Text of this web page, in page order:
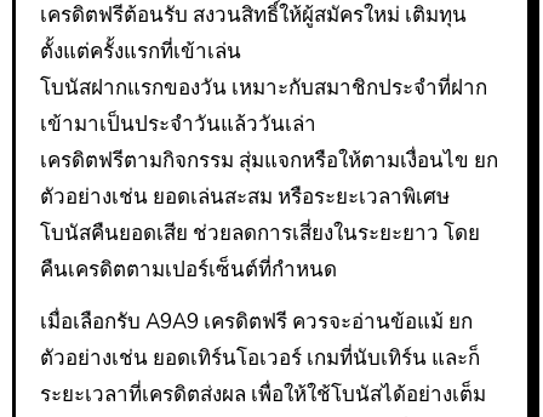
เครดิตฟรีต้อนรับ สงวนสิทธิ์ให้ผู้สมัครใหม่ เติมทุน
ตั้งแต่ครั้งแรกที่เข้าเล่น
โบนัสฝากแรกของวัน เหมาะกับสมาชิกประจำที่ฝาก
เข้ามาเป็นประจำวันแล้ววันเล่า
เครดิตฟรีตามกิจกรรม สุ่มแจกหรือให้ตามเงื่อนไข ยก
ตัวอย่างเช่น ยอดเล่นสะสม หรือระยะเวลาพิเศษ
โบนัสคืนยอดเสีย ช่วยลดการเสี่ยงในระยะยาว โดย
คืนเครดิตตามเปอร์เซ็นต์ที่กำหนด
เมื่อเลือกรับ A9A9 เครดิตฟรี ควรจะอ่านข้อแม้ ยก
ตัวอย่างเช่น ยอดเทิร์นโอเวอร์ เกมที่นับเทิร์น และก็
ระยะเวลาที่เครดิตส่งผล เพื่อให้ใช้โบนัสได้อย่างเต็ม